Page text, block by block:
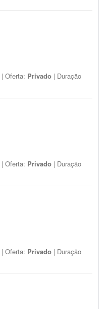
| Oferta: Privado | Duração
| Oferta: Privado | Duração
| Oferta: Privado | Duração